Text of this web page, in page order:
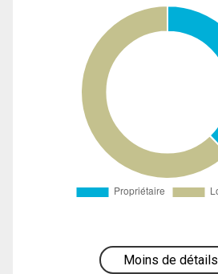
Moins de détails